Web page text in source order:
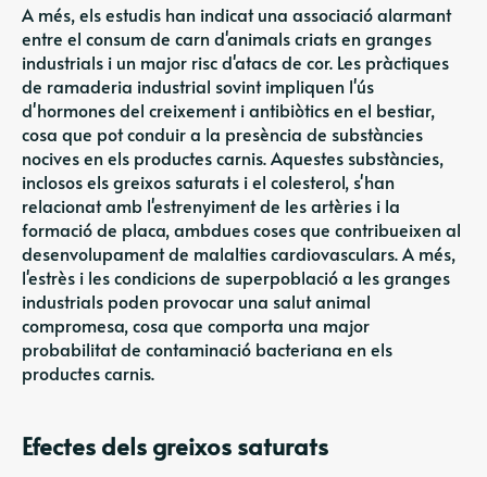
A més, els estudis han indicat una associació alarmant
entre el consum de carn d'animals criats en granges
industrials i un major risc d'atacs de cor. Les pràctiques
de ramaderia industrial sovint impliquen l'ús
d'hormones del creixement i antibiòtics en el bestiar,
cosa que pot conduir a la presència de substàncies
nocives en els productes carnis. Aquestes substàncies,
inclosos els greixos saturats i el colesterol, s'han
relacionat amb l'estrenyiment de les artèries i la
formació de placa, ambdues coses que contribueixen al
desenvolupament de malalties cardiovasculars. A més,
l'estrès i les condicions de superpoblació a les granges
industrials poden provocar una salut animal
compromesa, cosa que comporta una major
probabilitat de contaminació bacteriana en els
productes carnis.
Efectes dels greixos saturats